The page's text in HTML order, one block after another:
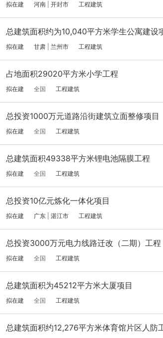
拟在建 河南 开封市 工程建筑
总建筑面积约为10,040平方米学生公寓建设
拟在建 甘肃 兰州市 工程建筑
占地面积29020平方米小学工程
拟在建 全国 工程建筑
总投资1000万元道路沿街建筑立面整修项目
拟在建 全国 工程建筑
总建筑面积49338平方米锂电池隔膜工程
拟在建 全国 工程建筑
总投资10亿元炼化一体化项目
拟在建 广东 湛江市 工程建筑
总投资3000万元电力线路迁改（二期）工程
拟在建 全国 工程建筑
总建筑面积为45212平方米大厦项目
拟在建 全国 工程建筑
总建筑面积约12,276平方米体育馆片区人防